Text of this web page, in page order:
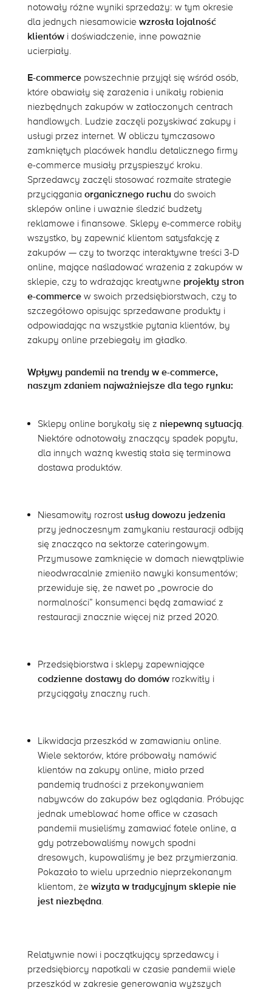
notowały różne wyniki sprzedaży: w tym okresie
dla jednych niesamowicie wzrosła lojalność
klientówi doświadczenie, inne poważnie
ucierpiały.
E-commercepowszechnie przyjął się wśród osób,
które obawiały się zarażenia i unikały robienia
niezbędnych zakupów w zatłoczonych centrach
handlowych. Ludzie zaczęli pozyskiwać zakupy i
usługi przez internet. W obliczu tymczasowo
zamkniętych placówek handlu detalicznego firmy
e-commerce musiały przyspieszyć kroku.
Sprzedawcy zaczęli stosować rozmaite strategie
przyciągania organicznego ruchu do swoich
sklepów online i uważnie śledzić budżety
reklamowe i finansowe. Sklepy e-commerce robiły
wszystko, by zapewnić klientom satysfakcję z
zakupów — czy to tworząc interaktywne treści 3-D
online, mające naśladować wrażenia z zakupów w
sklepie, czy to wdrażając kreatywne projekty stron
e-commercew swoich przedsiębiorstwach, czy to
szczegółowo opisując sprzedawane produkty i
odpowiadając na wszystkie pytania klientów, by
zakupy online przebiegały im gładko.
Wpływy pandemii na trendy w e-commerce,
naszym zdaniem najważniejsze dla tego rynku:
Sklepy online borykały się z niepewną sytuacją.
Niektóre odnotowały znaczący spadek popytu,
dla innych ważną kwestią stała się terminowa
dostawa produktów.
Niesamowity rozrost usług dowozu jedzenia
przy jednoczesnym zamykaniu restauracji odbiją
się znacząco na sektorze cateringowym.
Przymusowe zamknięcie w domach niewątpliwie
nieodwracalnie zmieniło nawyki konsumentów;
przewiduje się, że nawet po „powrocie do
normalności” konsumenci będą zamawiać z
restauracji znacznie więcej niż przed 2020.
Przedsiębiorstwa i sklepy zapewniające
codzienne dostawy do domówrozkwitły i
przyciągały znaczny ruch.
Likwidacja przeszkód w zamawianiu online.
Wiele sektorów, które próbowały namówić
klientów na zakupy online, miało przed
pandemią trudności z przekonywaniem
nabywców do zakupów bez oglądania. Próbując
jednak umeblować home office w czasach
pandemii musieliśmy zamawiać fotele online, a
gdy potrzebowaliśmy nowych spodni
dresowych, kupowaliśmy je bez przymierzania.
Pokazało to wielu uprzednio nieprzekonanym
klientom, że wizyta w tradycyjnym sklepie nie
jest niezbędna.
Relatywnie nowi i początkujący sprzedawcy i
przedsiębiorcy napotkali w czasie pandemii wiele
przeszkód w zakresie generowania wyższych